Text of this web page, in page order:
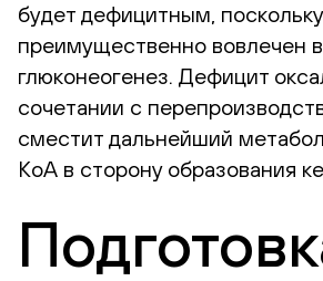
будет дефицитным,
преимущественно вовлечен в
глюконеогенез. Дефицит
сочетании с
сместит дальнейший
КоА в сторону образования